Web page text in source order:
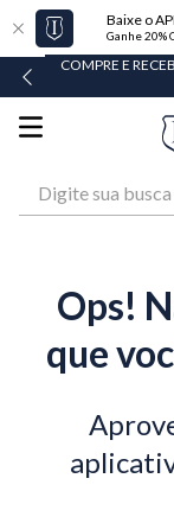
Baixe o
Ganhe 20%
COMPRE E
Ops!
que